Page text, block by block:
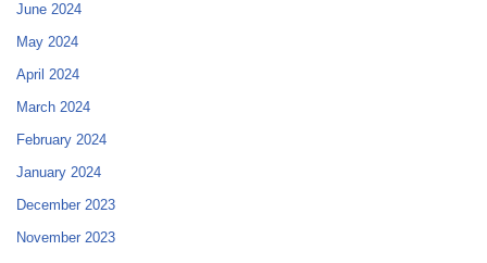
June 2024
May 2024
April 2024
March 2024
February 2024
January 2024
December 2023
November 2023